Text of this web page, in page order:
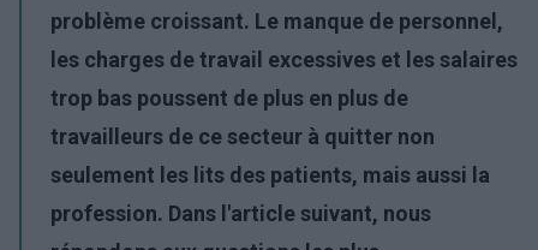
problème croissant. Le manque de personnel,
les charges de travail excessives et les salaires
trop bas poussent de plus en plus de
travailleurs de ce secteur à quitter non
seulement les lits des patients, mais aussi la
profession. Dans l'article suivant, nous